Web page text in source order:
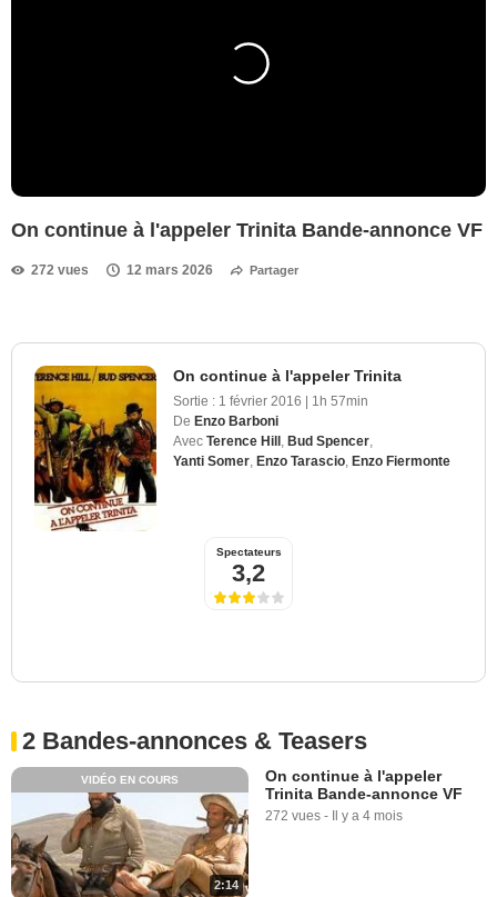
On continue à l'appeler Trinita Bande-annonce VF
272 vues 12 mars 2026 Partager
On continue à l'appeler Trinita
Sortie : 1 février 2016 | 1h 57min
De Enzo Barboni
Avec Terence Hill Bud Spencer
Yanti Somer Enzo Tarascio Enzo Fiermonte
Spectateurs
3,2
2 Bandes-annonces & Teasers
2:14
VIDÉO EN COURS
On continue à l'appeler
Trinita Bande-annonce VF
272 vues - Il y a 4 mois